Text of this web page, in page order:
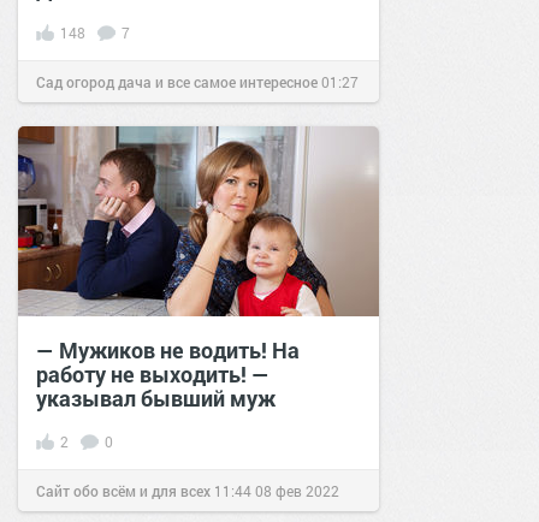
148 7
Сад огород дача и все самое интересное01:27
29 июл 2016
— Мужиков не водить! На
работу не выходить! —
указывал бывший муж
2 0
Сайт обо всём и для всех 11:4408 фев 2022